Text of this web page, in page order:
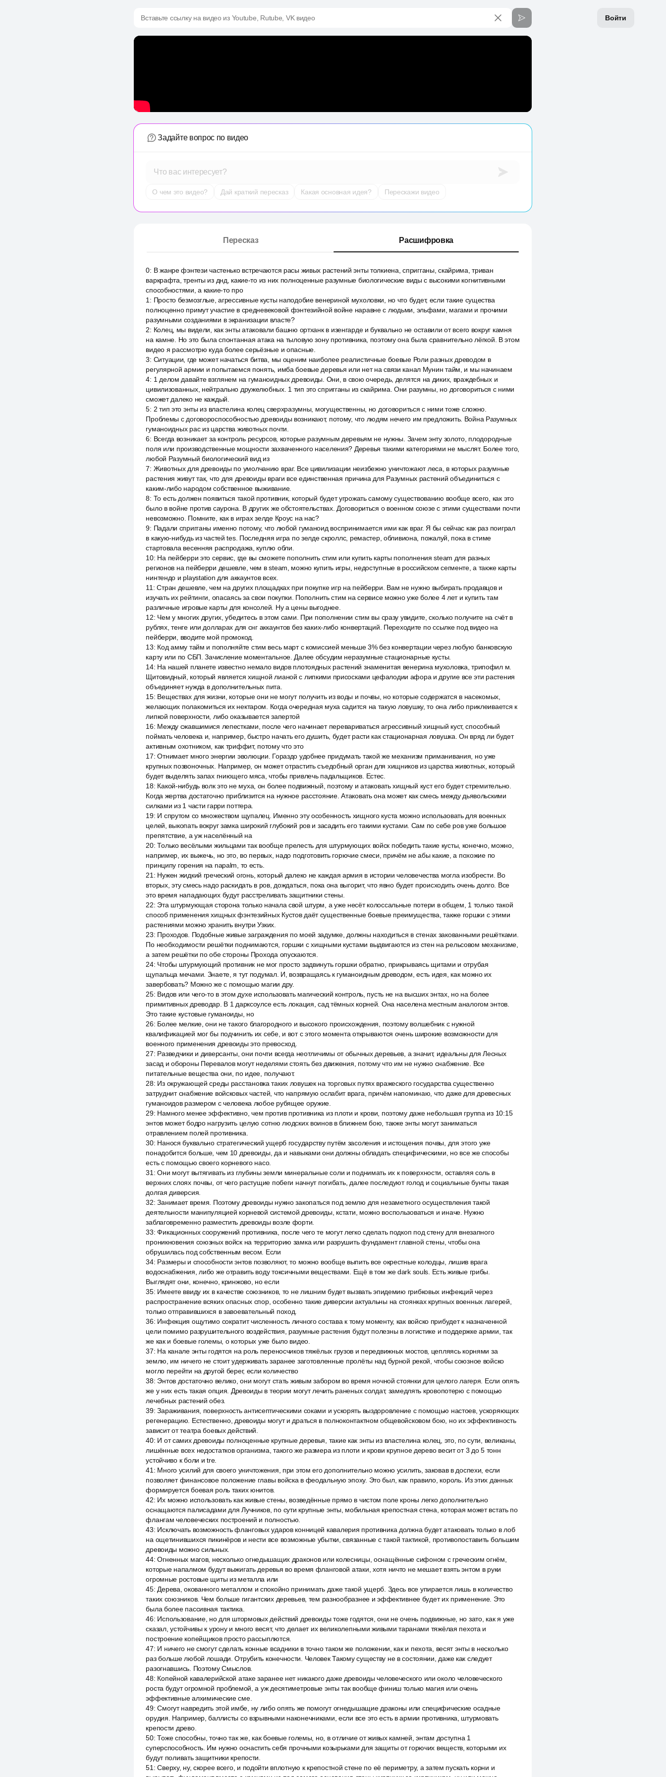
Войти
Вставьте ссылку на видео из Youtube, Rutube, VK видео
Задайте вопрос по видео
Что вас интересует?
О чем это видео? Дай краткий пересказ Какая основная идея? Перескажи видео
Пересказ Расшифровка
0: В жанре фэнтези частенько встречаются расы живых растений энты толкиена, спригганы, скайрима, триван
варкрафта, тренты из днд, какие-то из них полноценные разумные биологические виды с высокими когнитивными
способностями, а какие-то про
1 : Просто безмозглые, агрессивные кусты наподобие венериной мухоловки, но что будет, если такие существа
полноценно примут участие в средневековой фэнтезийной войне наравне с людьми, эльфами, магами и прочими
разумными созданиями в экранизации власте?
2: Колец, мы видели, как энты атаковали башню ортханк в изенгарде и буквально не оставили от всего вокруг камня
на камне. Но это была спонтанная атака на тыловую зону противника, поэтому она была сравнительно лёгкой. В этом
видео я рассмотрю куда более серьёзные и опасные.
3: Ситуации, где может начаться битва, мы оценим наиболее реалистичные боевые Роли разных древодом в
регулярной армии и попытаемся понять, имба боевые деревья или нет на связи канал Мунин тайм, и мы начинаем
4: 1 делом давайте взглянем на гуманоидных древоиды. Они, в свою очередь, делятся на диких, враждебных и
цивилизованных, нейтрально дружелюбных. 1 тип это спригганы из скайрима. Они разумны, но договориться с ними
сможет далеко не каждый.
5: 2 тип это энты из властелина колец сверхразумны, могущественны, но договориться с ними тоже сложно.
Проблемы с договороспособностью древоиды возникают, потому, что людям нечего им предложить. Война Разумных
гуманоидных рас из царства животных почти.
6: Всегда возникает за контроль ресурсов, которые разумным деревьям не нужны. Зачем энту золото, плодородные
поля или производственные мощности захваченного населения? Деревья такими категориями не мыслят. Более того,
любой Разумный биологический вид из
7: Животных для древоиды по умолчанию враг. Все цивилизации неизбежно уничтожают леса, в которых разумные
растения живут так, что для древоиды враги все единственная причина для Разумных растений объединиться с
каким-либо народом собственное выживание.
8: То есть должен появиться такой противник, который будет угрожать самому существованию вообще всего, как это
было в войне против саурона. В других же обстоятельствах. Договориться о военном союзе с этими существами почти
невозможно. Помните, как в играх зелде Кроус на нас?
9: Падали спригганы именно потому, что любой гуманоид воспринимается ими как враг. Я бы сейчас как раз поиграл
в какую-нибудь из частей tes. Последняя игра по зелде скроллс, ремастер, обливиона, пожалуй, пока в стиме
стартовала весенняя распродажа, куплю обли.
10: На пейберри это сервис, где вы сможете пополнить стим или купить карты пополнения steam для разных
регионов на пейберри дешевле, чем в steam, можно купить игры, недоступные в российском сегменте, а также карты
нинтендо и playstation для аккаунтов всех.
11 :Стран дешевле, чем на других площадках при покупке игр на пейберри. Вам не нужно выбирать продавцов и
изучать их рейтинги, опасаясь за свои покупки. Пополнить стим на сервисе можно уже более 4 лет и купить там
различные игровые карты для консолей. Ну а цены выгоднее.
12: Чем у многих других, убедитесь в этом сами. При пополнении стим вы сразу увидите, сколько получите на счёт в
рублях, тенге или долларах для снг аккаунтов без каких-либо конвертаций. Переходите по ссылке под видео на
пейберри, вводите мой промокод.
13: Код амму тайм и пополняйте стим весь март с комиссией меньше 3% без конвертации через любую банковскую
карту или по СБП. Зачисление моментальное. Далее обсудим неразумные стационарные кусты.
14: На нашей планете известно немало видов плотоядных растений знаменитая венерина мухоловка, трипофил м.
Щитовидный, который является хищной лианой с липкими присосками цефалодии афора и другие все эти растения
объединяет нужда в дополнительных пита.
15: Веществах для жизни, которые они не могут получить из воды и почвы, но которые содержатся в насекомых,
желающих полакомиться их нектаром. Когда очередная муха садится на такую ловушку, то она либо приклеивается к
липкой поверхности, либо оказывается запертой
16: Между сжавшимися лепестками, после чего начинает перевариваться агрессивный хищный куст, способный
поймать человека и, например, быстро начать его душить, будет расти как стационарная ловушка. Он вряд ли будет
активным охотником, как триффит, потому что это
17:Отнимает много энергии эволюции. Гораздо удобнее придумать такой же механизм приманивания, но уже
крупных позвоночных. Например, он может отрастить съедобный орган для хищников из царства животных, который
будет выделять запах гниющего мяса, чтобы привлечь падальщиков. Естес.
18: Какой-нибудь волк это не муха, он более подвижный, поэтому и атаковать хищный куст его будет стремительно.
Когда жертва достаточно приблизится на нужное расстояние. Атаковать она может как смесь между дьявольскими
силками из 1 части гарри поттера.
19: И спрутом со множеством щупалец. Именно эту особенность хищного куста можно использовать для военных
целей, выкопать вокруг замка широкий глубокий ров и засадить его такими кустами. Сам по себе ров уже большое
препятствие, а уж населённый на
20:Только весёлыми жильцами так вообще прелесть для штурмующих войск победить такие кусты, конечно, можно,
например, их выжечь, но это, во первых, надо подготовить горючие смеси, причём не абы какие, а похожие по
принципу горения на napalm, то есть.
21 : Нужен жидкий греческий огонь, который далеко не каждая армия в истории человечества могла изобрести. Во
вторых, эту смесь надо раскидать в ров, дождаться, пока она выгорит, что явно будет происходить очень долго. Все
это время нападающих будут расстреливать защитники стены.
22: Эта штурмующая сторона только начала свой штурм, а уже несёт колоссальные потери в общем, 1 только такой
способ применения хищных фэнтезийных Кустов даёт существенные боевые преимущества, также горшки с этими
растениями можно хранить внутри Узких.
23: Проходов. Подобные живые заграждения по моей задумке, должны находиться в стенах закованными решётками.
По необходимости решётки поднимаются, горшки с хищными кустами выдвигаются из стен на рельсовом механизме,
а затем решётки по обе стороны Прохода опускаются.
24: Чтобы штурмующий противник не мог просто задвинуть горшки обратно, прикрываясь щитами и отрубая
щупальца мечами. Знаете, я тут подумал. И, возвращаясь к гуманоидным древодом, есть идея, как можно их
завербовать? Можно же с помощью магии дру.
25: Видов или чего-то в этом духе использовать магический контроль, пусть не на высших энтах, но на более
примитивных древодар. В 1 дарксоулсе есть локация, сад тёмных корней. Она населена местным аналогом энтов.
Это такие кустовые гуманоиды, но
26: Более мелкие, они не такого благородного и высокого происхождения, поэтому волшебник с нужной
квалификацией мог бы подчинить их себе, и вот с этого момента открываются очень широкие возможности для
военного применения древоиды это превосход.
27: Разведчики и диверсанты, они почти всегда неотличимы от обычных деревьев, а значит, идеальны для Лесных
засад и обороны Перевалов могут неделями стоять без движения, потому что им не нужно снабжение. Все
питательные вещества они, по идее, получают.
28: Из окружающей среды расстановка таких ловушек на торговых путях вражеского государства существенно
затруднит снабжение войсковых частей, что напрямую ослабит врага, причём напоминаю, что даже для древесных
гуманоидов размером с человека любое рубящее оружие.
29: Намного менее эффективно, чем против противника из плоти и крови, поэтому даже небольшая группа из 10:15
энтов может бодро нагрузить целую сотню людских воинов в ближнем бою, также энты могут заниматься
отравлением полей противника.
30: Нанося буквально стратегический ущерб государству путём засоления и истощения почвы, для этого уже
понадобится больше, чем 10 древоиды, да и навыками они должны обладать специфическими, но все же способы
есть с помощью своего корневого насо.
31 :Они могут вытягивать из глубины земли минеральные соли и поднимать их к поверхности, оставляя соль в
верхних слоях почвы, от чего растущие побеги начнут погибать, далее последуют голод и социальные бунты такая
долгая диверсия.
32:Занимает время. Поэтому древоиды нужно закопаться под землю для незаметного осуществления такой
деятельности манипуляцией корневой системой древоиды, кстати, можно воспользоваться и иначе. Нужно
заблаговременно разместить древоиды возле форти.
33:Фикационных сооружений противника, после чего те могут легко сделать подкоп под стену для внезапного
проникновения союзных войск на территорию замка или разрушить фундамент главной стены, чтобы она
обрушилась под собственным весом. Если
34: Размеры и способности энтов позволяют, то можно вообще выпить все окрестные колодцы, лишив врага
водоснабжения, либо же отравить воду токсичными веществами. Ещё в том же dark souls. Есть живые грибы.
Выглядят они, конечно, кринжово, но если
35: Имеете ввиду их в качестве союзников, то не лишним будет вызвать эпидемию грибковых инфекций через
распространение всяких опасных спор, особенно такие диверсии актуальны на стоянках крупных военных лагерей,
только отправившихся в завоевательный поход.
36: Инфекция ощутимо сократит численность личного состава к тому моменту, как войско прибудет к назначенной
цели помимо разрушительного воздействия, разумные растения будут полезны в логистике и поддержке армии, так
же как и боевые големы, о которых уже было видео.
37: На канале энты годятся на роль переносчиков тяжёлых грузов и передвижных мостов, цепляясь корнями за
землю, им ничего не стоит удерживать заранее заготовленные пролёты над бурной рекой, чтобы союзное войско
могло перейти на другой берег, если количество
38: Энтов достаточно велико, они могут стать живым забором во время ночной стоянки для целого лагеря. Если опять
же у них есть такая опция. Древоиды в теории могут лечить раненых солдат, замедлять кровопотерю с помощью
лечебных растений обез.
39:Зараживания, поверхность антисептическими соками и ускорять выздоровление с помощью настоев, ускоряющих
регенерацию. Естественно, древоиды могут и драться в полноконтактном общевойсковом бою, но их эффективность
зависит от театра боевых действий.
40: И от самих древоиды полноценные крупные деревья, такие как энты из властелина колец, это, по сути, великаны,
лишённые всех недостатков организма, такого же размера из плоти и крови крупное дерево весит от 3 до 5 тонн
устойчиво к боли и tre.
41 : Много усилий для своего уничтожения, при этом его дополнительно можно усилить, заковав в доспехи, если
позволяет финансовое положение главы войска в феодальную эпоху. Это был, как правило, король. Из этих данных
формируется боевая роль таких юнитов.
42: Их можно использовать как живые стены, возведённые прямо в чистом поле кроны легко дополнительно
оснащаются палисадами для Лучников, по сути крупные энты, мобильная крепостная стена, которая может встать по
флангам человеческих построений и полностью.
43: Исключать возможность фланговых ударов конницей кавалерия противника должна будет атаковать только в лоб
на ощетинившихся пикинёров и нести все возможные убытки, связанные с такой тактикой, противопоставить большим
древоиды можно сильных.
44:Огненных магов, несколько огнедышащих драконов или колесницы, оснащённые сифоном с греческим огнём,
которые напалмом будут выжигать деревья во время фланговой атаки, хотя ничто не мешает взять энтом в руки
огромные ростовые щиты из металла или
45: Дерева, окованного металлом и спокойно принимать даже такой ущерб. Здесь все упирается лишь в количество
таких союзников. Чем больше гигантских деревьев, тем разнообразнее и эффективнее будет их применение. Это
была более пассивная тактика.
46: Использование, но для штормовых действий древоиды тоже годятся, они не очень подвижные, но зато, как я уже
сказал, устойчивы к урону и много весят, что делает их великолепными живыми таранами тяжёлая пехота и
построение копейщиков просто рассыплются.
47: И ничего не смогут сделать конные всадники в точно таком же положении, как и пехота, весят энты в несколько
раз больше любой лошади. Отрубить конечности. Человек Такому существу не в состоянии, даже как следует
разогнавшись. Поэтому Смыслов.
48: Копейной кавалерийской атаке заранее нет никакого даже древоиды человеческого или около человеческого
роста будут огромной проблемой, а уж десятиметровые энты так вообще финиш только магия или очень
эффективные алхимические сме.
49:Смогут навредить этой имбе, ну либо опять же помогут огнедышащие драконы или специфические осадные
орудия. Например, баллисты со взрывными наконечниками, если все это есть в армии противника, штурмовать
крепости древо.
50:Тоже способны, точно так же, как боевые големы, но, в отличие от живых камней, энтам доступна 1
суперспособность. Им нужно оснастить себя прочными козырьками для защиты от горючих веществ, которыми их
будут поливать защитники крепости.
51 :Сверху, ну, скорее всего, и подойти вплотную к крепостной стене по её периметру, а затем пускать корни и